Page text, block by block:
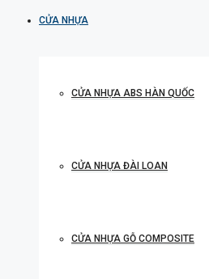
CỬA NHỰA
CỬA NHỰA ABS HÀN QUỐC
CỬA NHỰA ĐÀI LOAN
CỬA NHỰA GỖ COMPOSITE